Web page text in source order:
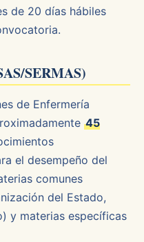
de 20 días hábiles
SERMAS)
de Enfermería
45
el desempeño del
comunes
del Estado,
y materias específicas